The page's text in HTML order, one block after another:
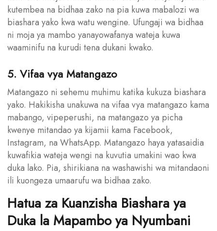
kutembea na bidhaa zako na pia kuwa mabalozi wa
biashara yako kwa watu wengine. Ufungaji wa bidhaa
ni moja ya mambo yanayowafanya wateja kuwa
waaminifu na kurudi tena dukani kwako.
5. Vifaa vya Matangazo
Matangazo ni sehemu muhimu katika kukuza biashara
yako. Hakikisha unakuwa na vifaa vya matangazo kama
mabango, vipeperushi, na matangazo ya picha
kwenye mitandao ya kijamii kama Facebook,
Instagram, na WhatsApp. Matangazo haya yatasaidia
kuwafikia wateja wengi na kuvutia umakini wao kwa
duka lako. Pia, shirikiana na washawishi wa mitandaoni
ili kuongeza umaarufu wa bidhaa zako.
Hatua za Kuanzisha Biashara ya
Duka la Mapambo ya Nyumbani